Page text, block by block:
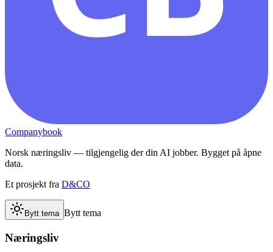
Companybook
Norsk næringsliv — tilgjengelig der din AI jobber. Bygget på åpne
data.
Et prosjekt fra D&CO
Bytt tema Bytt tema
Næringsliv